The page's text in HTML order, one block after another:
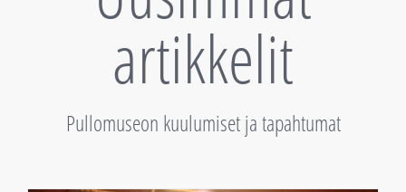
artikkelit
Pullomuseon kuulumiset ja tapahtumat